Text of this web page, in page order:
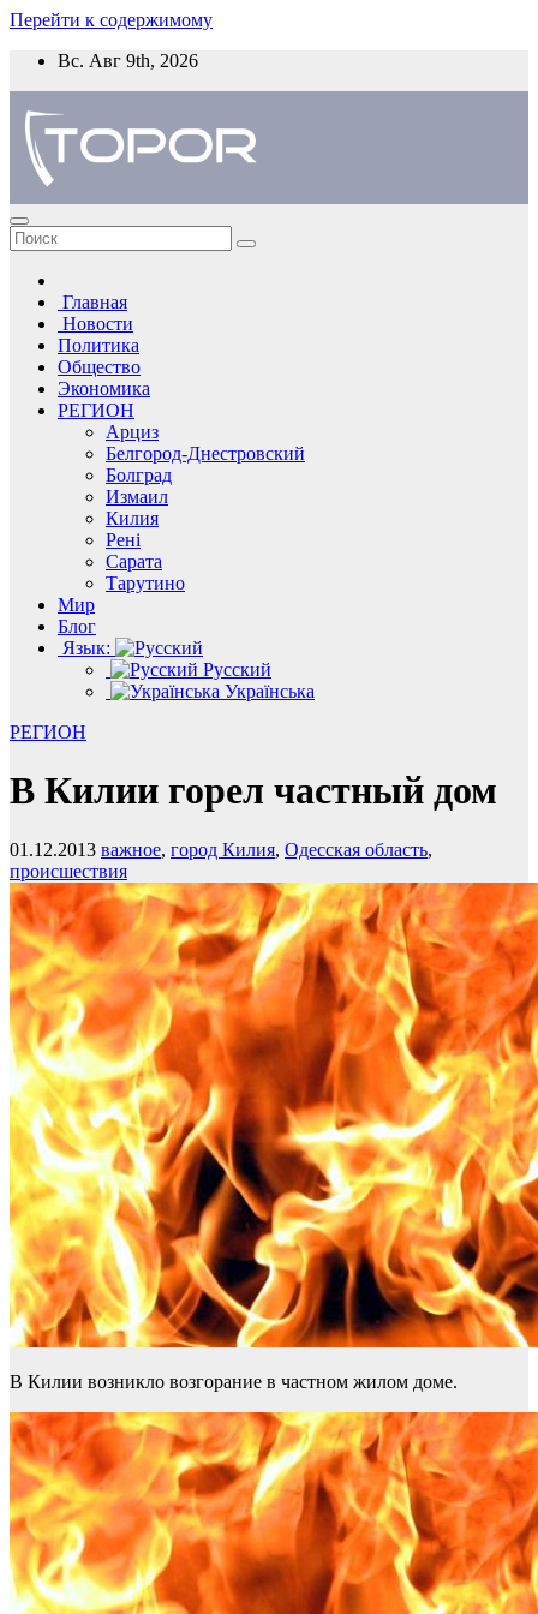
Перейти к содержимому
Вс. Авг 9th, 2026
Главная
Новости
Политика
Общество
Экономика
РЕГИОН
Арциз
Белгород-Днестровский
Болград
Измаил
Килия
Рені
Сарата
Тарутино
Мир
Блог
Язык:
Русский
Українська
РЕГИОН
В Килии горел частный дом
01.12.2013 важное, город Килия, Одесская область,
происшествия
В Килии возникло возгорание в частном жилом доме.